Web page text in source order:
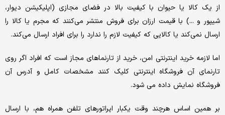
از یک کالا یا حیوان با کیفیت بالا در فضای مجازی (اپلیکیشن دیوار،
شیپور و ...) با قیمت ارزان برای فروش منتشر می‌کنند که مجرم یا کالا را
ارسال نمی‌کند یا کالایی که کیفیت لازم را ندارد را برای افراد ارسال می‌کند.
اما لازمه خرید اینترنتی امن، خرید از تارنماهای مجاز است که افراد اگر روی
تارنمای آن فروشگاه اینترنتی کلیک کنند مشخصات کامل و آدرس آن
فروشگاه نمایش داده می شود.
بر همین اساس هرچند وقت یکبار اپراتورهای تلفن همراه هم، با ارسال